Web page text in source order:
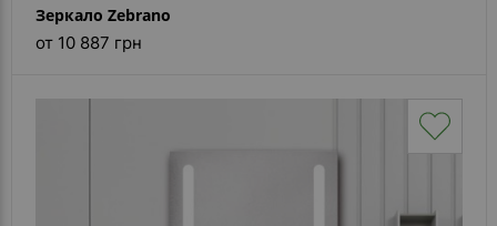
Зеркало Zebrano
от 10 887 грн